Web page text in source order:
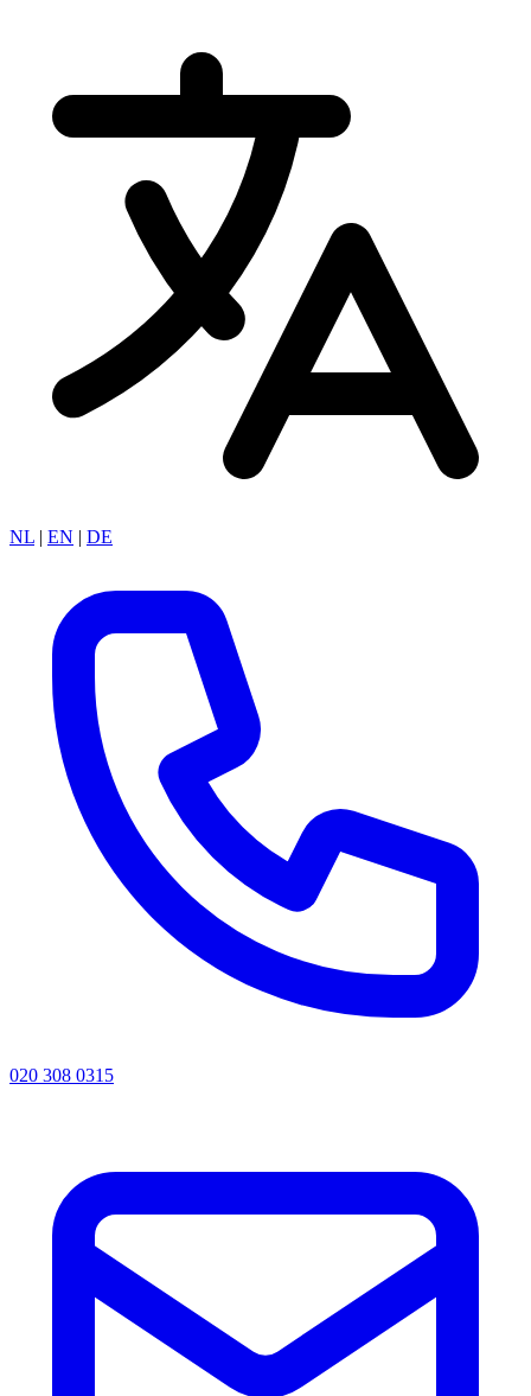
NL | EN | DE
020 308 0315